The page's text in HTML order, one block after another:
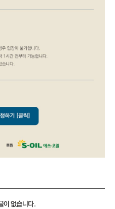
이 없습니다.